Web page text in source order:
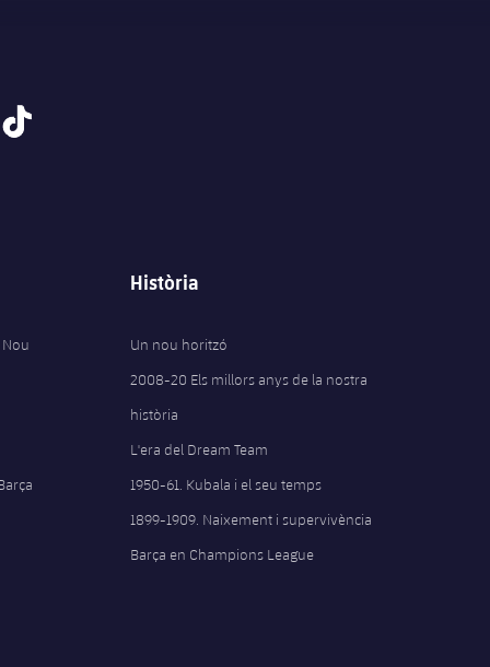
tiktok
Història
Un nou horitzó
2008-20 Els millors anys de la nostra
història
L'era del Dream Team
1950-61. Kubala i el seu temps
1899-1909. Naixement i supervivència
Barça en Champions League